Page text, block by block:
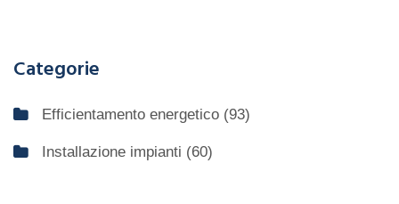
Categorie
Efficientamento energetico (93)
Installazione impianti (60)